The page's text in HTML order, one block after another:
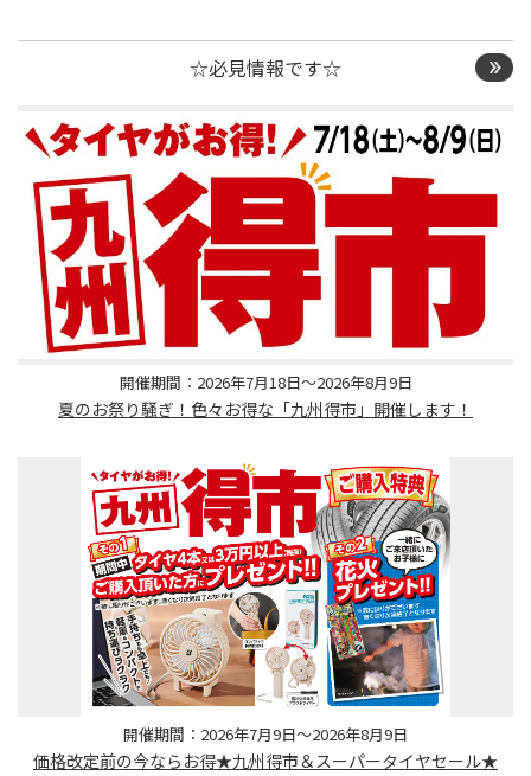
☆必見情報です☆
開催期間：2026年7月18日～2026年8月9日
夏のお祭り騒ぎ！色々お得な「九州得市」開催します！
開催期間：2026年7月9日～2026年8月9日
価格改定前の今ならお得★九州得市＆スーパータイヤセール★